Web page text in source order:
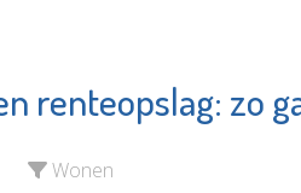
renteopslag: zo
Wonen
Herbergier
Schiedam
Bekijk de pagina